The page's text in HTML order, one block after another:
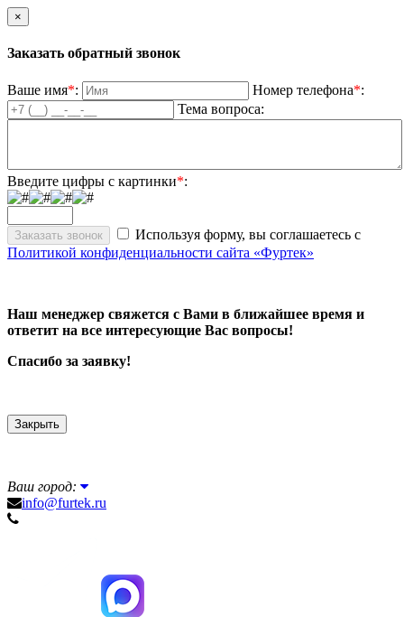
×
Заказать обратный звонок
Ваше имя*: Номер телефона*:
Тема вопроса:
Введите цифры с картинки*:
Используя форму, вы соглашаетесь с
Политикой конфиденциальности сайта «Фуртек»
Наш менеджер свяжется с Вами в ближайшее время и
ответит на все интересующие Вас вопросы!
Спасибо за заявку!
Закрыть
Ваш город:
info@furtek.ru